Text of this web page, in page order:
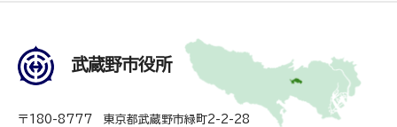
武蔵野市役所
〒180-8777 東京都武蔵野市緑町2-2-28